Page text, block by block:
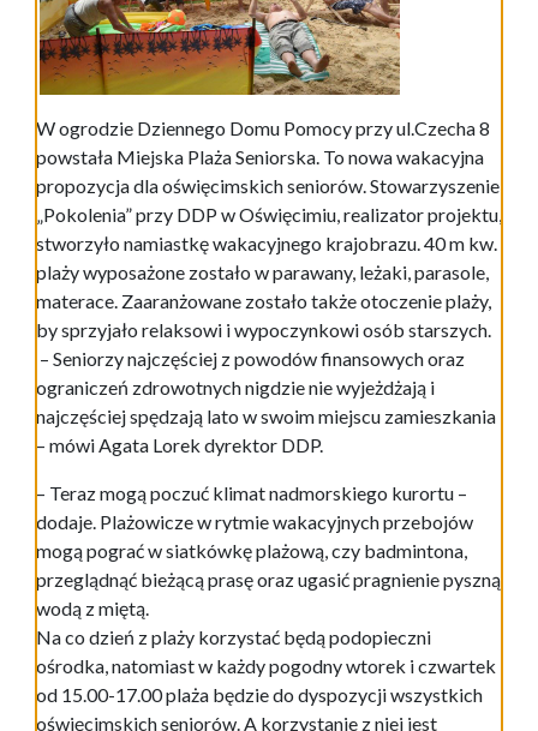
W ogrodzie Dziennego Domu Pomocy przy ul.Czecha 8
powstała Miejska Plaża Seniorska. To nowa wakacyjna
propozycja dla oświęcimskich seniorów. Stowarzyszenie
„Pokolenia” przy DDP w Oświęcimiu, realizator projektu,
stworzyło namiastkę wakacyjnego krajobrazu. 40 m kw.
plaży wyposażone zostało w parawany, leżaki, parasole,
materace. Zaaranżowane zostało także otoczenie plaży,
by sprzyjało relaksowi i wypoczynkowi osób starszych.
– Seniorzy najczęściej z powodów finansowych oraz
ograniczeń zdrowotnych nigdzie nie wyjeżdżają i
najczęściej spędzają lato w swoim miejscu zamieszkania
– mówi Agata Lorek dyrektor DDP.
– Teraz mogą poczuć klimat nadmorskiego kurortu –
dodaje. Plażowicze w rytmie wakacyjnych przebojów
mogą pograć w siatkówkę plażową, czy badmintona,
przeglądnąć bieżącą prasę oraz ugasić pragnienie pyszną
wodą z miętą.
Na co dzień z plaży korzystać będą podopieczni
ośrodka, natomiast w każdy pogodny wtorek i czwartek
od 15.00-17.00 plaża będzie do dyspozycji wszystkich
oświęcimskich seniorów. A korzystanie z niej jest